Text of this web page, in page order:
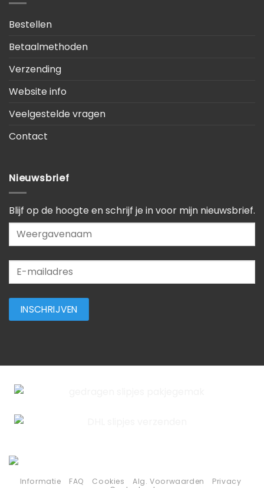
Bestellen
Betaalmethoden
Verzending
Website info
Veelgestelde vragen
Contact
Nieuwsbrief
Blijf op de hoogte en schrijf je in voor mijn nieuwsbrief.
Informatie FAQ Cookies Alg. Voorwaarden
Privacy